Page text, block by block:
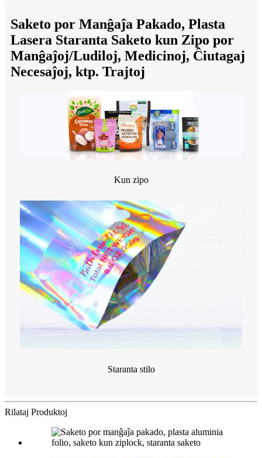
Saketo por Manĝaĵa Pakado, Plasta
Lasera Staranta Saketo kun Zipo por
Manĝaĵoj/Ludiloj, Medicinoj, Ĉiutagaj
Necesaĵoj, ktp. Trajtoj
Kun zipo
Staranta stilo
Rilataj Produktoj